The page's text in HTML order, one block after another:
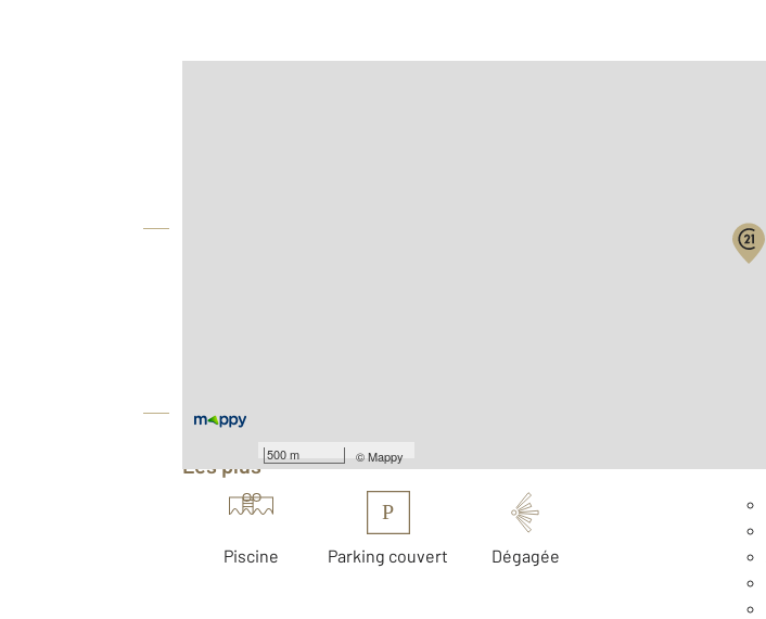
500 m ©Mappy
Équipements
Les plus
Piscine
P
Parking couvert Dégagée